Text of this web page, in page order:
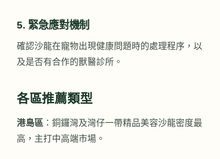
5. 緊急應對機制
確認沙龍在寵物出現健康問題時的處理程序，以
及是否有合作的獸醫診所。
各區推薦類型
港島區 ：銅鑼灣及灣仔一帶精品美容沙龍密度最
高，主打中高端市場。